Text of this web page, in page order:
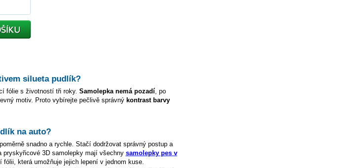
silueta pudlík?
fólie s životností tři roky. Samolepka nemá pozadí, po
motiv. Proto vybírejte pečlivě správný kontrast barvy
na auto?
snadno a rychle. Stačí dodržovat správný postup a
pryskyřicové 3D samolepky mají všechny samolepky pes v
která umožňuje jejich lepení v jednom kuse.